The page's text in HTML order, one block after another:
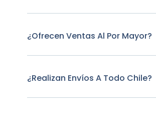
¿Ofrecen Ventas Al Por Mayor?
¿Realizan Envíos A Todo Chile?